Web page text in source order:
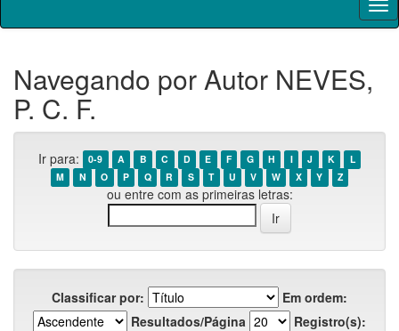
Navegando por Autor NEVES,
P. C. F.
Ir para: 0-9 A B C D E F G H I J K
L
M
N O P Q R S T U V W X Y Z
ou entre com as primeiras letras:
Classificar por:
Em ordem:
Resultados/Página
Registro(s):